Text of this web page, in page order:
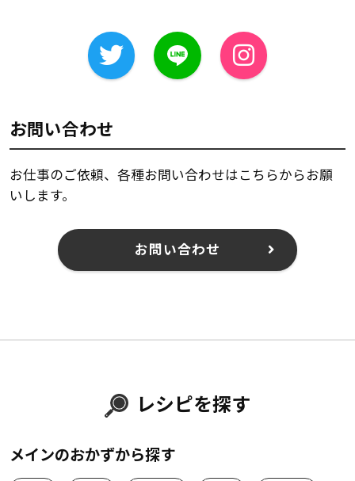
お問い合わせ
お仕事のご依頼、各種お問い合わせはこちらからお願
いします。
お問い合わせ
レシピを探す
メインのおかずから探す